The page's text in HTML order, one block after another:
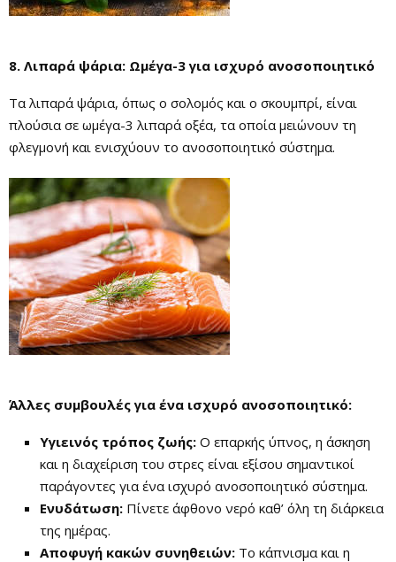
8. Λιπαρά ψάρια: Ωμέγα-3 για ισχυρό ανοσοποιητικό
Τα λιπαρά ψάρια, όπως ο σολομός και ο σκουμπρί, είναι
πλούσια σε ωμέγα-3 λιπαρά οξέα, τα οποία μειώνουν τη
φλεγμονή και ενισχύουν το ανοσοποιητικό σύστημα.
Άλλες συμβουλές για ένα ισχυρό ανοσοποιητικό:
Υγιεινός τρόπος ζωής: Ο επαρκής ύπνος, η άσκηση
και η διαχείριση του στρες είναι εξίσου σημαντικοί
παράγοντες για ένα ισχυρό ανοσοποιητικό σύστημα.
Ενυδάτωση: Πίνετε άφθονο νερό καθ’ όλη τη διάρκεια
της ημέρας.
Αποφυγή κακών συνηθειών: Το κάπνισμα και η